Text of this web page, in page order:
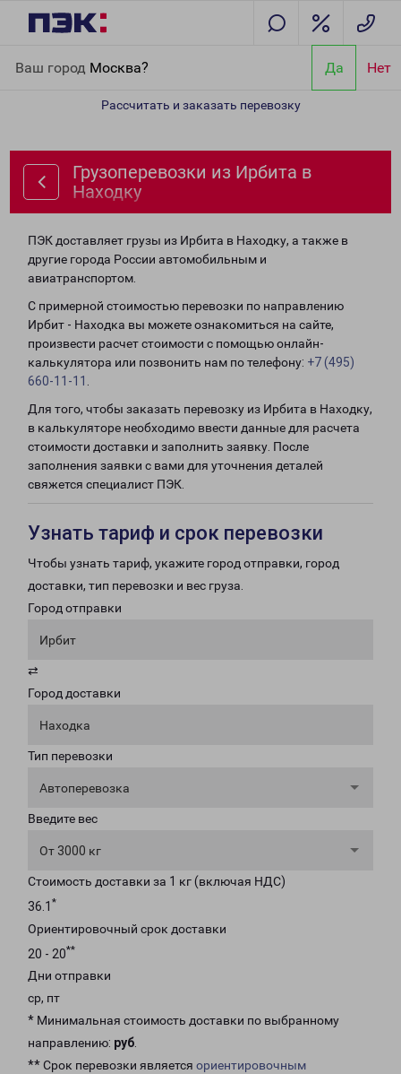
Ваш город Москва? Да Нет
Рассчитать и заказать перевозку
Грузоперевозки из Ирбита в
Находку
ПЭК доставляет грузы из Ирбита в Находку, а также в
другие города России автомобильным и
авиатранспортом.
С примерной стоимостью перевозки по направлению
Ирбит - Находка вы можете ознакомиться на сайте,
произвести расчет стоимости с помощью онлайн-
калькулятора или позвонить нам по телефону: +7 (495)
660-11-11
Для того, чтобы заказать перевозку из Ирбита в Находку,
в калькуляторе необходимо ввести данные для расчета
стоимости доставки и заполнить заявку. После
заполнения заявки с вами для уточнения деталей
свяжется специалист ПЭК.
Узнать тариф и срок перевозки
Чтобы узнать тариф, укажите город отправки, город
доставки, тип перевозки и вес груза.
Город отправки
Ирбит
⇄
Город доставки
Находка
Тип перевозки
Автоперевозка
Введите вес
От 3000 кг
Стоимость доставки за 1 кг (включая НДС)
36.1 *
Ориентировочный срок доставки
20 - 20**
Дни отправки
ср, пт
* Минимальная стоимость доставки по выбранному
направлению: руб.
** Срок перевозки является ориентировочным